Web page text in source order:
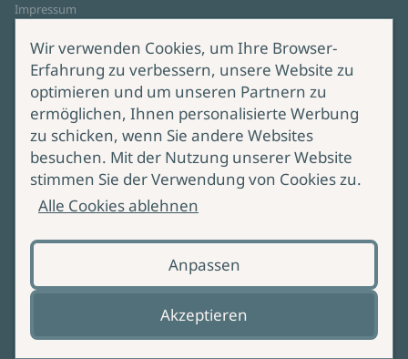
Impressum
Cookie-Einstellungen
AGB Online Shop
Service
Lieferung & Versand
Produktsicherheit
Bei Fragen zur Produktsicherheit
wenden Sie sich bitte an
Wir verwenden Cookies, um Ihre Browser-
Erfahrung zu verbessern, unsere Website zu
optimieren und um unseren Partnern zu
ermöglichen, Ihnen personalisierte Werbung
zu schicken, wenn Sie andere Websites
besuchen. Mit der Nutzung unserer Website
stimmen Sie der Verwendung von Cookies zu.
Alle Cookies ablehnen
Anpassen
Akzeptieren